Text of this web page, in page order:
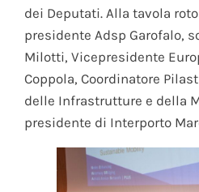
dei Deputati. Alla tavola
presidente Adsp Garofalo,
Milotti, Vicepresidente
Coppola, Coordinatore
delle Infrastrutture e della
presidente di Interporto